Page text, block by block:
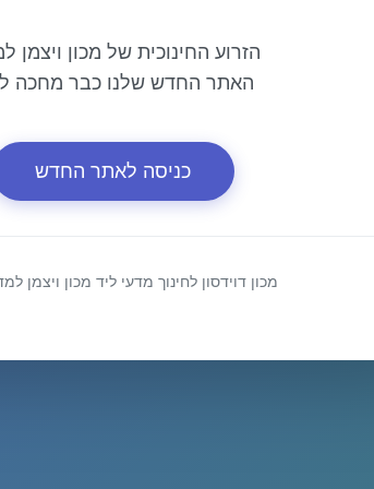
הזרוע החינוכית של מכון ויצמן
האתר החדש שלנו כבר מחכה
כניסה לאתר החדש
מכון דוידסון לחינוך מדעי ליד מכון ויצמן